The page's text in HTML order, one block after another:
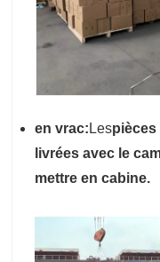
en vrac: Lespièces
livrées avec le
mettre en cabine.